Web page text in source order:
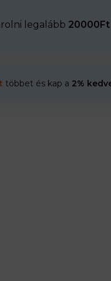
legalább 20000Ft
többet és kap a 2%